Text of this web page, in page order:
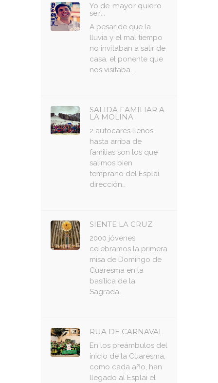
Yo de mayor quiero
ser...
A pesar de que la
lluvia y el mal tiempo
no invitaban a salir de
casa, el ponente que
nos visitaba…
SALIDA FAMILIAR A
LA MOLINA
2 autocares llenos
hasta arriba de
familias son los que
salimos bien
temprano del Esplai
dirección…
SIENTE LA CRUZ
2000 jóvenes
celebramos la primera
misa de Domingo de
Cuaresma en la
basílica de la
Sagrada…
RUA DE CARNAVAL
En los preámbulos del
inicio de la Cuaresma,
como cada año, han
llegado al Esplai el